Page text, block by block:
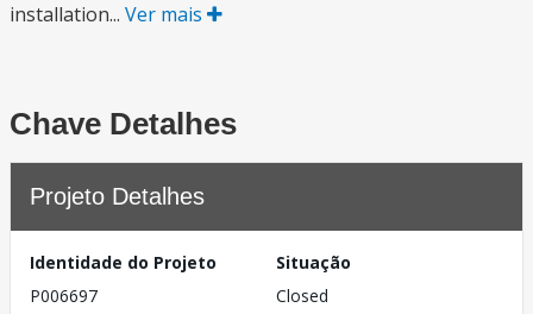
installation... Ver mais
Chave Detalhes
Projeto Detalhes
Identidade do Projeto
P006697
Situação
Closed